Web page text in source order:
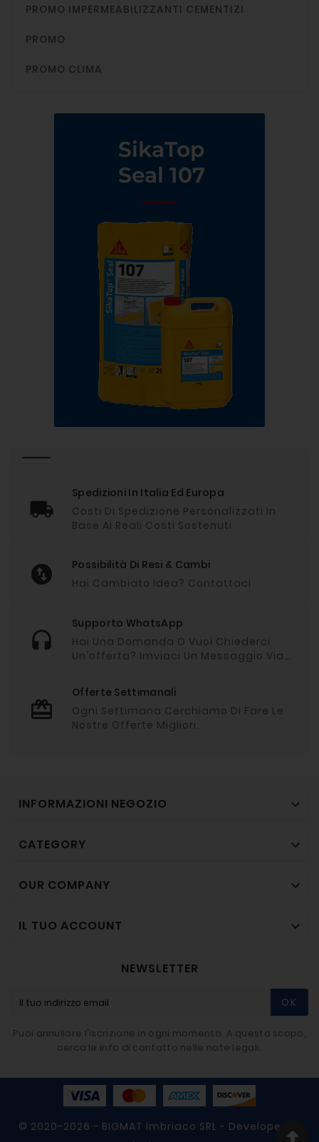
PROMO IMPERMEABILIZZANTI CEMENTIZI
PROMO
PROMO CLIMA
Spedizioni In Italia Ed Europa
Costi Di Spedizione Personalizzati In
Base Ai Reali Costi Sostenuti
Possibilità Di Resi & Cambi
Hai Cambiato Idea? Contattaci
Supporto WhatsApp
Hai Una Domanda O Vuoi Chiederci
Un'offerta? Imviaci Un Messaggio Via
Offerte Settimanali
Ogni Settimana Cerchiamo Di Fare Le
Nostre Offerte Migliori.
INFORMAZIONI NEGOZIO 
CATEGORY 
OUR COMPANY 
IL TUO ACCOUNT 
NEWSLETTER
OK
Puoi annullare l'iscrizione in ogni momento. A questo scopo,
cerca le info di contatto nelle note legali.
© 2020-2026 - BIGMAT Imbriaco SRL - Developer By